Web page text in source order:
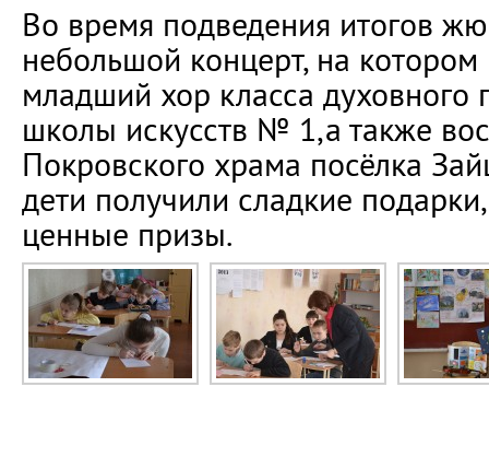
Во время подведения итогов
небольшой концерт, на
младший хор класса духовного
школы искусств № 1,а также
Покровского храма посёлка
дети получили сладкие
ценные призы.